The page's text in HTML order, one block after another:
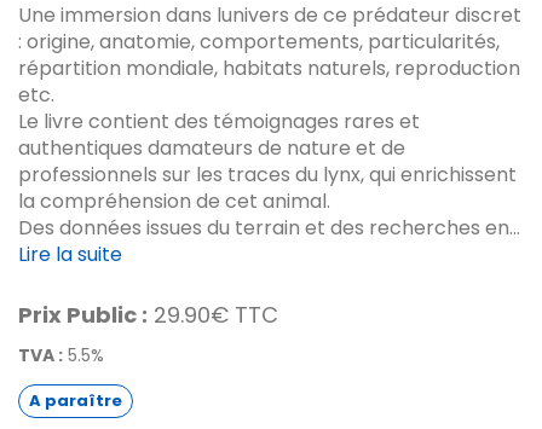
Une immersion dans lunivers de ce prédateur discret
: origine, anatomie, comportements, particularités,
répartition mondiale, habitats naturels, reproduction
etc.
Le livre contient des témoignages rares et
authentiques damateurs de nature et de
professionnels sur les traces du lynx, qui enrichissent
la compréhension de cet animal.
Des données issues du terrain et des recherches en...
Lire la suite
Prix Public : 29.90€ TTC
TVA : 5.5%
A paraître